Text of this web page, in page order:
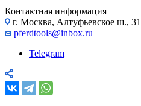
Контактная информация
г. Москва, Алтуфьевское ш.,
pferdtools@inbox.ru
Telegram